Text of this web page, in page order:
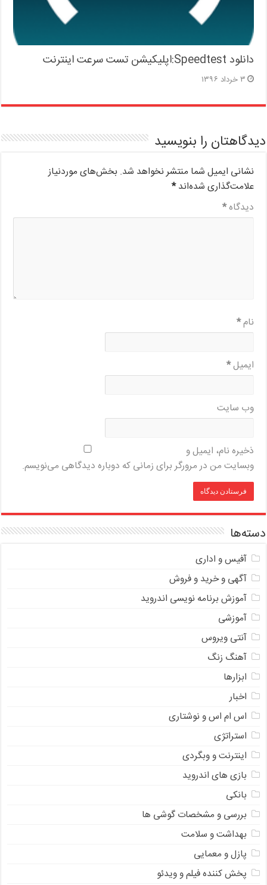
دانلود Speedtest:اپلیکیشن تست سرعت اینترنت
۳ خرداد ۱۳۹۶
دیدگاهتان را بنویسید
نشانی ایمیل شما منتشر نخواهد شد. بخش‌های موردنیاز
علامت‌گذاری شده‌اند*
دیدگاه*
نام*
ایمیل*
وب‌ سایت
ذخیره نام، ایمیل و
وبسایت من در مرورگر برای زمانی که دوباره دیدگاهی می‌نویسم.
دسته‌ها
آفیس و اداری
آگهی و خرید و فروش
آموزش برنامه نویسی اندروید
آموزشی
آنتی ویروس
آهنگ زنگ
ابزارها
اخبار
اس ام اس و نوشتاری
استراتژی
اینترنت و وبگردی
بازی های اندروید
بانکی
بررسی و مشخصات گوشی ها
بهداشت و سلامت
پازل و معمایی
پخش کننده فیلم و ویدئو